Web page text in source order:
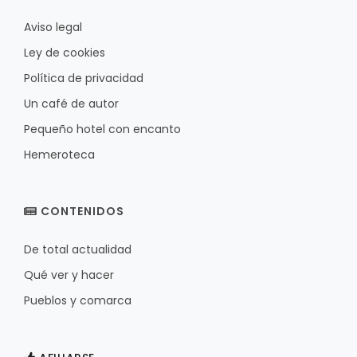
Aviso legal
Ley de cookies
Política de privacidad
Un café de autor
Pequeño hotel con encanto
Hemeroteca
CONTENIDOS
De total actualidad
Qué ver y hacer
Pueblos y comarca